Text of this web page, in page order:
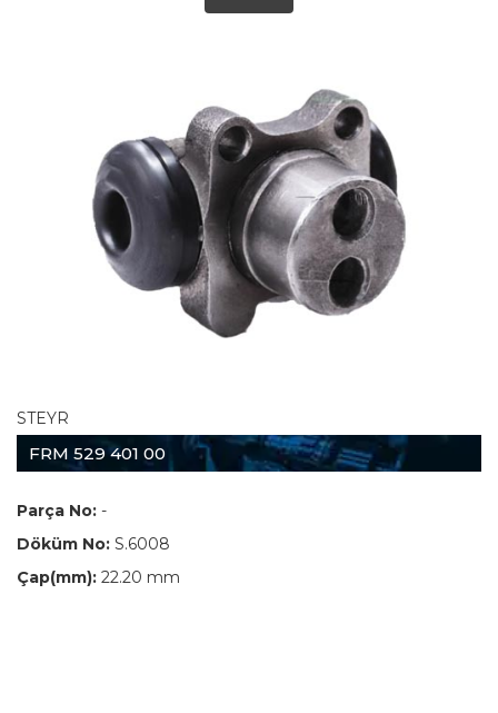
STEYR
FRM 529 401 00
Parça No: -
Döküm No: S.6008
Çap(mm): 22.20 mm